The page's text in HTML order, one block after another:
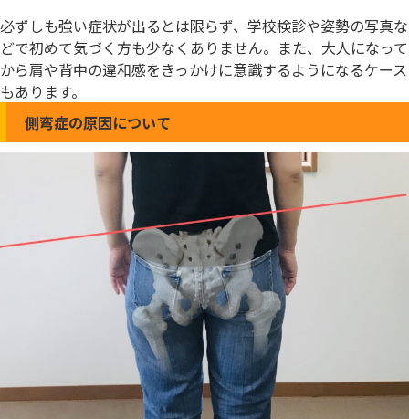
必ずしも強い症状が出るとは限らず、学校検診や姿勢の写真な
どで初めて気づく方も少なくありません。また、大人になって
から肩や背中の違和感をきっかけに意識するようになるケース
もあります。
側弯症の原因について